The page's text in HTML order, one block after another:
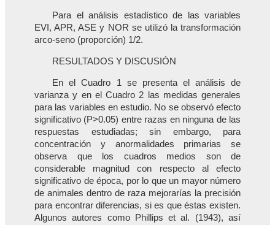
Para el análisis estadístico de las variables
EVI, APR, ASE y NOR se utilizó la transformación
arco-seno (proporción) 1/2.
RESULTADOS Y DISCUSIÓN
En el Cuadro 1 se presenta el análisis de
varianza y en el Cuadro 2 las medidas generales
para las variables en estudio. No se observó efecto
significativo (P>0.05) entre razas en ninguna de las
respuestas estudiadas; sin embargo, para
concentración y anormalidades primarias se
observa que los cuadros medios son de
considerable magnitud con respecto al efecto
significativo de época, por lo que un mayor número
de animales dentro de raza mejorarías la precisión
para encontrar diferencias, si es que éstas existen.
Algunos autores como Phillips et al. (1943), así